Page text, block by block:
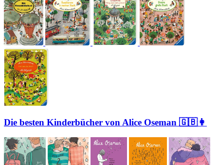
Die besten Kinderbücher von Alice Oseman 🇬🇧👩